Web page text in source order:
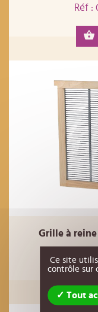
Réf :
Grille à
Ce site
contrôle sur
Tout